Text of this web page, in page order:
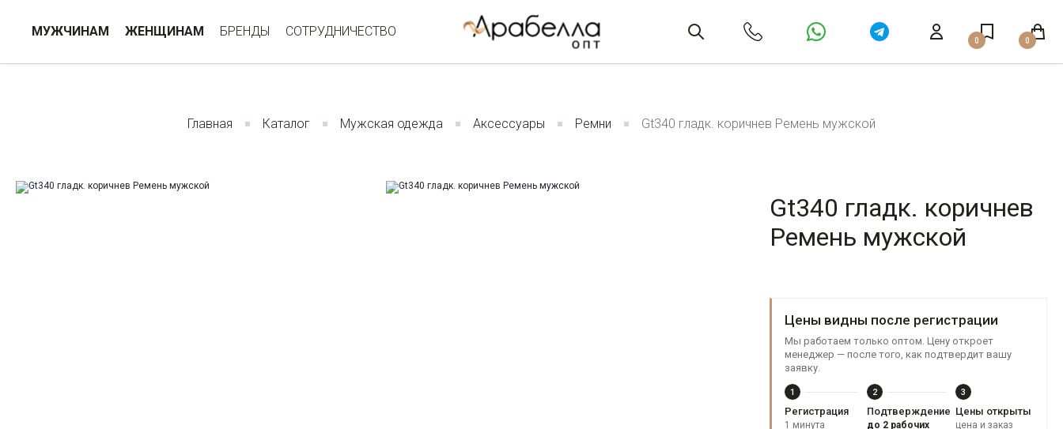
МУЖЧИНАМ ЖЕНЩИНАМ БРЕНДЫ СОТРУДНИЧЕСТВО
0 0
Главная Каталог Мужская одежда Аксессуары Ремни Gt340 гладк. коричнев Ремень мужской
Gt340 гладк. коричнев
Ремень мужской
Цены видны после регистрации
Мы работаем только оптом. Цену откроет
менеджер — после того, как подтвердит вашу
заявку.
1
Регистрация
1 минута
2
Подтверждение
до 2 рабочих
3
Цены открыты
цена и заказ